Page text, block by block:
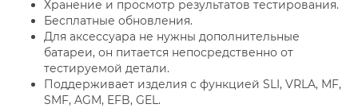
Хранение и просмотр результатов тестирования.
Бесплатные обновления.
Для аксессуара не нужны дополнительные
батареи, он питается непосредственно от
тестируемой детали.
Поддерживает изделия с функцией SLI, VRLA, MF,
SMF, AGM, EFB, GEL.